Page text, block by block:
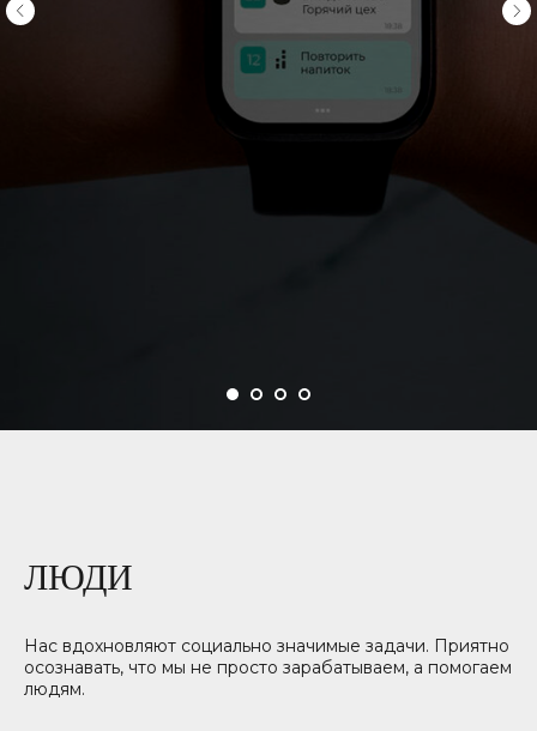
СИСТЕМА УПРАВЛЕНИЯ
ЛЮДИ
Нас вдохновляют социально значимые задачи. Приятно
осознавать, что мы не просто зарабатываем, а помогаем
людям.